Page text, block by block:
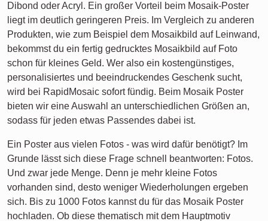
Dibond oder Acryl. Ein großer Vorteil beim Mosaik-Poster
liegt im deutlich geringeren Preis. Im Vergleich zu anderen
Produkten, wie zum Beispiel dem Mosaikbild auf Leinwand,
bekommst du ein fertig gedrucktes Mosaikbild auf Foto
schon für kleines Geld. Wer also ein kostengünstiges,
personalisiertes und beeindruckendes Geschenk sucht,
wird bei RapidMosaic sofort fündig. Beim Mosaik Poster
bieten wir eine Auswahl an unterschiedlichen Größen an,
sodass für jeden etwas Passendes dabei ist.
Ein Poster aus vielen Fotos - was wird dafür benötigt? Im
Grunde lässt sich diese Frage schnell beantworten: Fotos.
Und zwar jede Menge. Denn je mehr kleine Fotos
vorhanden sind, desto weniger Wiederholungen ergeben
sich. Bis zu 1000 Fotos kannst du für das Mosaik Poster
hochladen. Ob diese thematisch mit dem Hauptmotiv